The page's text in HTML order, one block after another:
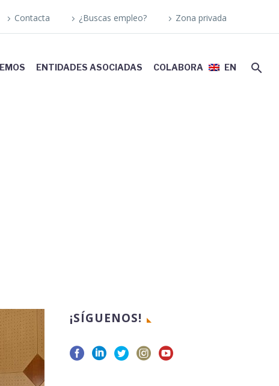
Contacta ¿Buscas empleo? Zona privada
ENTIDADES ASOCIADAS COLABORA EN
¡SÍGUENOS!